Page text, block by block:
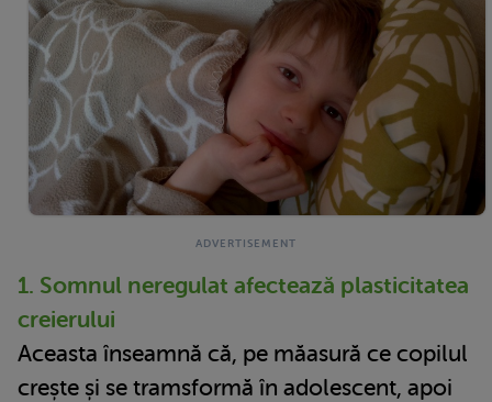
1. Somnul neregulat afectează plasticitatea
creierului
Aceasta înseamnă că, pe măasură ce copilul
crește și se tramsformă în adolescent, apoi